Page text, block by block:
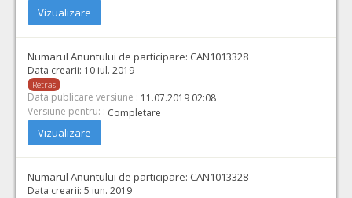
Vizualizare
Numarul Anuntului de participare: CAN1013328
Data crearii: 10 iul. 2019
Retras
Data publicare versiune : 11.07.2019 02:08
Versiune pentru: : Completare
Vizualizare
Numarul Anuntului de participare: CAN1013328
Data crearii: 5 iun. 2019